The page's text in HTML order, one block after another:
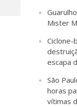
Mister
escapa
São
horas
vítimas